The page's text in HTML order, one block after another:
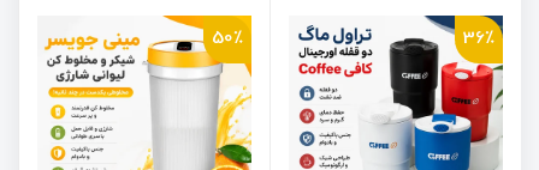
36٪ 50٪